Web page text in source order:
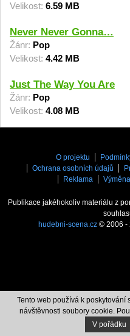
Velikost: 6.59 MB
Never Never Gonna…
Žánr: Pop
Velikost: 4.42 MB
Just The Way You Are
Žánr: Pop
Velikost: 4.08 MB
O projektu
Ochrana osobních údajů
Reklama
Publikace jakéhokoliv materiálu z
hudebni-scena.cz© 2006 -
Tento web používá k
návštěvnosti soubory cookie.
V pořádku